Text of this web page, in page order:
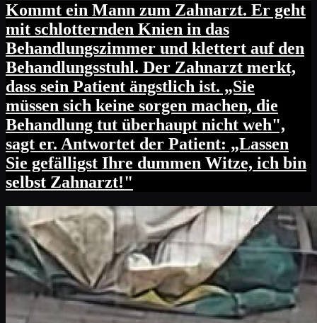
Kommt ein Mann zum Zahnarzt. Er geht
mit schlotternden Knien in das
Behandlungszimmer und klettert auf den
Behandlungsstuhl. Der Zahnarzt merkt,
dass sein Patient ängstlich ist. „Sie
müssen sich keine sorgen machen, die
Behandlung tut überhaupt nicht weh",
sagt er. Antwortet der Patient: „Lassen
Sie gefälligst Ihre dummen Witze, ich bin
selbst Zahnarzt!"